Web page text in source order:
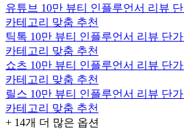
유튜브 10만 뷰티 인플루언서 리뷰
카테고리 맞춤 추천
틱톡 10만 뷰티 인플루언서 리뷰 단가
카테고리 맞춤 추천
쇼츠 10만 뷰티 인플루언서 리뷰 단가
카테고리 맞춤 추천
릴스 10만 뷰티 인플루언서 리뷰 단가
카테고리 맞춤 추천
+ 14개 더 많은 옵션